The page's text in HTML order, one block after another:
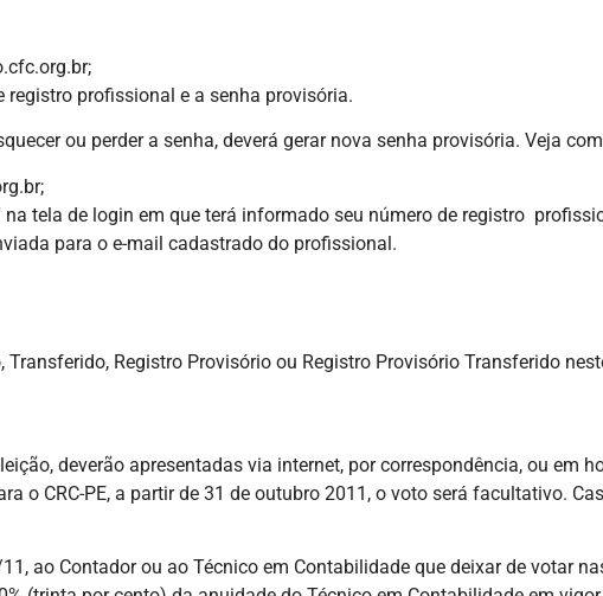
profissional e a senha provisória.
ou perder a senha, deverá gerar nova senha provisória. Veja
na tela de login em que terá informado seu número de registro
para o e-mail cadastrado do profissional.
Registro Provisório ou Registro Provisório Transferido
deverão apresentadas via internet, por correspondência, ou em
o CRC-PE, a partir de 31 de outubro 2011, o voto será facultativo.
ao Contador ou ao Técnico em Contabilidade que deixar de votar